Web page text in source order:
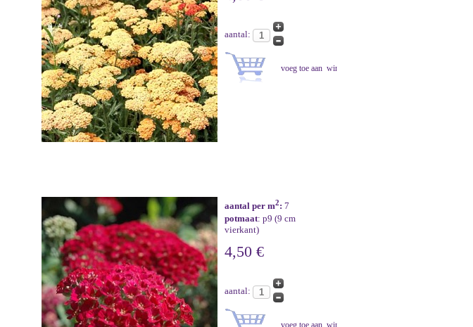
aantal:
aantal per m2: 7
potmaat: p9 (9 cm
vierkant)
4,50 €
aantal: